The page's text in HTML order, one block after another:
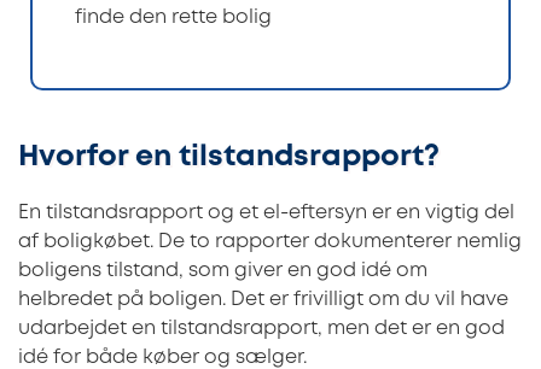
finde den rette bolig
Hvorfor en tilstandsrapport?
En tilstandsrapport og et el-eftersyn er en vigtig del
af boligkøbet. De to rapporter dokumenterer nemlig
boligens tilstand, som giver en god idé om
helbredet på boligen. Det er frivilligt om du vil have
udarbejdet en tilstandsrapport, men det er en god
idé for både køber og sælger.